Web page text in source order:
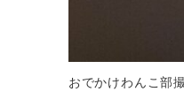
おでかけわんこ部